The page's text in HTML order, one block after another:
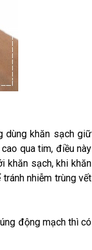
dùng khăn sạch giữ
qua tim, điều này
khăn sạch, khi khăn
nhiễm trùng vết
động mạch thì có